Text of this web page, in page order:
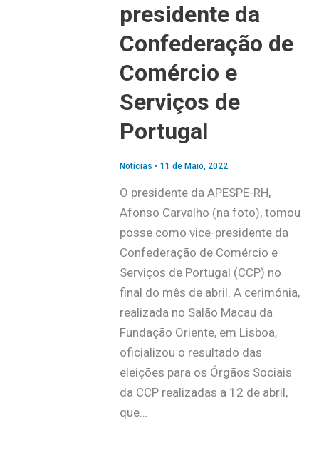
presidente da
Confederação de
Comércio e
Serviços de
Portugal
Notícias • 11 de Maio, 2022
O presidente da APESPE-RH,
Afonso Carvalho (na foto), tomou
posse como vice-presidente da
Confederação de Comércio e
Serviços de Portugal (CCP) no
final do mês de abril. A cerimónia,
realizada no Salão Macau da
Fundação Oriente, em Lisboa,
oficializou o resultado das
eleições para os Órgãos Sociais
da CCP realizadas a 12 de abril,
que…